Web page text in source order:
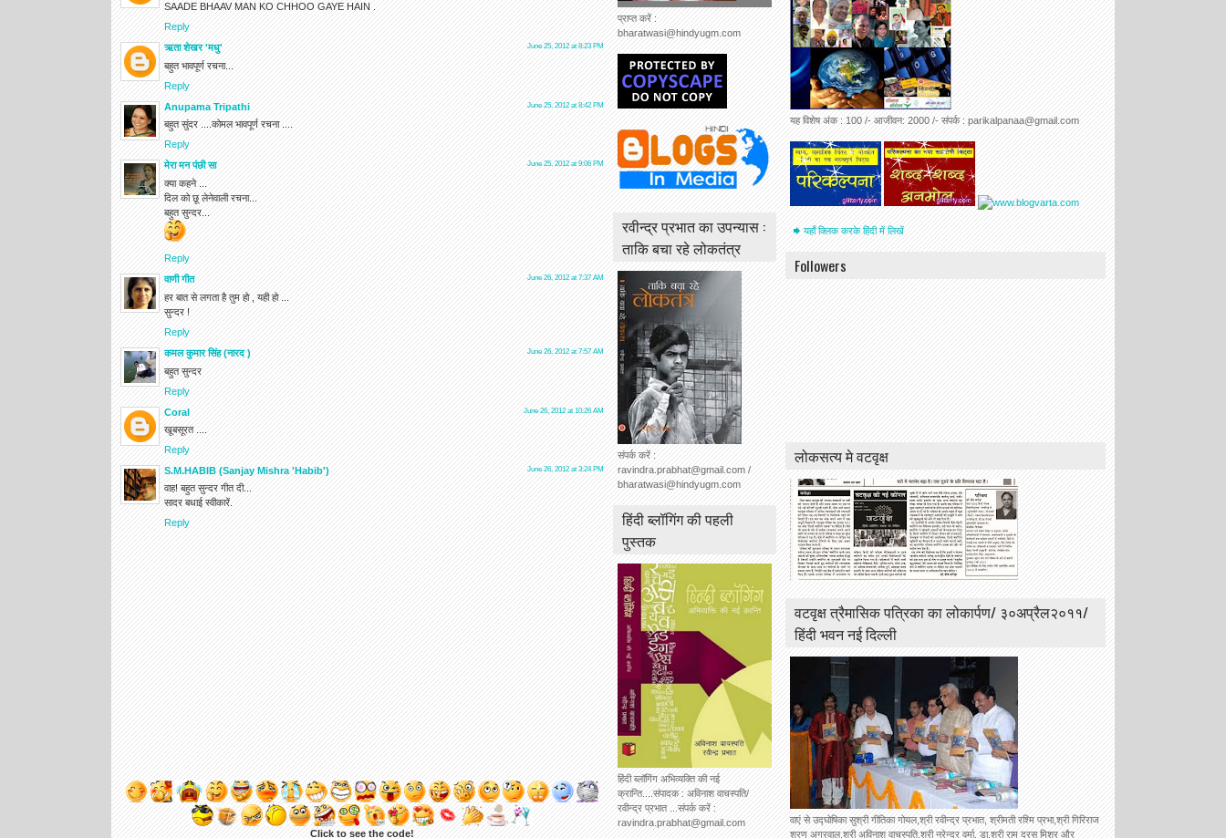
SAADE BHAAV MAN KO CHHOO GAYE HAIN .
Reply
ऋता शेखर 'मधु'
June 25, 2012 at 8:23 PM
बहुत भावपूर्ण रचना...
Reply
Anupama Tripathi
June 25, 2012 at 8:42 PM
बहुत सुंदर ....कोमल भावपूर्ण रचना ....
Reply
मेरा मन पंछी सा
June 25, 2012 at 9:06 PM
क्या कहने ...
दिल को छू लेनेवाली रचना...
बहुत सुन्दर...
Reply
वाणी गीत
June 26, 2012 at 7:37 AM
हर बात से लगता है तुम हो , यही हो ...
सुन्दर !
Reply
कमल कुमार सिंह (नारद )
June 26, 2012 at 7:57 AM
बहुत सुन्दर
Reply
Coral
June 26, 2012 at 10:26 AM
खूबसूरत ....
Reply
S.M.HABIB (Sanjay Mishra 'Habib')
June 26, 2012 at 3:24 PM
वाह! बहुत सुन्दर गीत दी...
सादर बधाई स्वीकारें.
Reply
Click to see the code!
यह विशेष अंक : 100 /- आजीवन: 2000 /- संपर्क : parikalpanaa@gmail.com
यहाँ क्लिक करके हिंदी में लिखें
Followers
लोकसत्य मे वटवृक्ष
वटवृक्ष त्रैमासिक पत्रिका का लोकार्पण/ ३०अप्रैल२०११/
हिंदी भवन नई दिल्ली
वाएं से उद्घोषिका सुश्री गीतिका गोयल,श्री रवीन्द्र प्रभात, श्रीमती रश्मि प्रभा,श्री गिरिराज
शरण अग्रवाल,श्री अविनाश वाचस्पति,श्री नरेन्द्र वर्मा, डा.श्री राम दरस मिश्र और
प्राप्त करें :
bharatwasi@hindyugm.com
रवीन्द्र प्रभात का उपन्यास :
ताकि बचा रहे लोकतंत्र
संपर्क करें :
ravindra.prabhat@gmail.com /
bharatwasi@hindyugm.com
हिंदी ब्लॉगिंग की पहली
पुस्तक
हिंदी ब्लॉगिंग अभिव्यक्ति की नई
क्रान्ति....संपादक : अविनाश वाचस्पति/
रवीन्द्र प्रभात ...संपर्क करें :
ravindra.prabhat@gmail.com